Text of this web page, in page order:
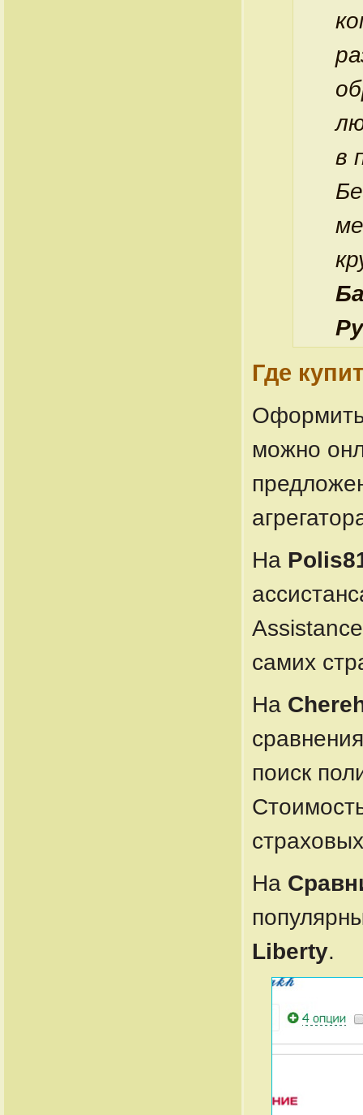
в
Где
Оформить
можно
На
самих
На
поиск
На
Liberty.